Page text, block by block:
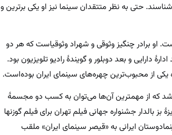
حتی به نظر متتقدان سینما نیز او یکی برترین و
او برادر چنگیز وثوقی و شهراد وثوقیاست که هر دو
دارایی و بعد دوبلور و گویندهٔ رادیو تلویزیون بود.
یکی از محبوب‌ترین چهره‌های سینمای ایران بوده‌است.
شد که از مهمترین آن‌ها می‌توان به کسب دو مجسمهٔ
بالدار جشنواره جهانی فیلم تهران برای فیلم گوزنها
ایرانی به «قیصر سینمای ایران» ملقب